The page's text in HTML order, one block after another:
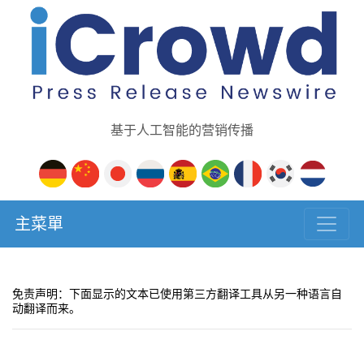
基于人工智能的营销传播
主菜單
免责声明：下面显示的文本已使用第三方翻译工具从另一种语言自
动翻译而来。